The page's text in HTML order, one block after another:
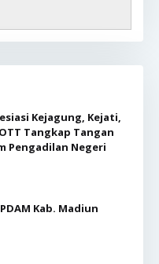
Kejagung, Kejati,
Tangkap Tangan
Pengadilan Negeri
Kab. Madiun